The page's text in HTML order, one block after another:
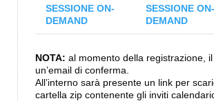
SESSIONE ON-
DEMAND
SESSIONE ON-
DEMAND
NOTA: al momento della registrazione,
un’email di conferma.
All’interno sarà presente un link per
cartella zip contenente gli inviti